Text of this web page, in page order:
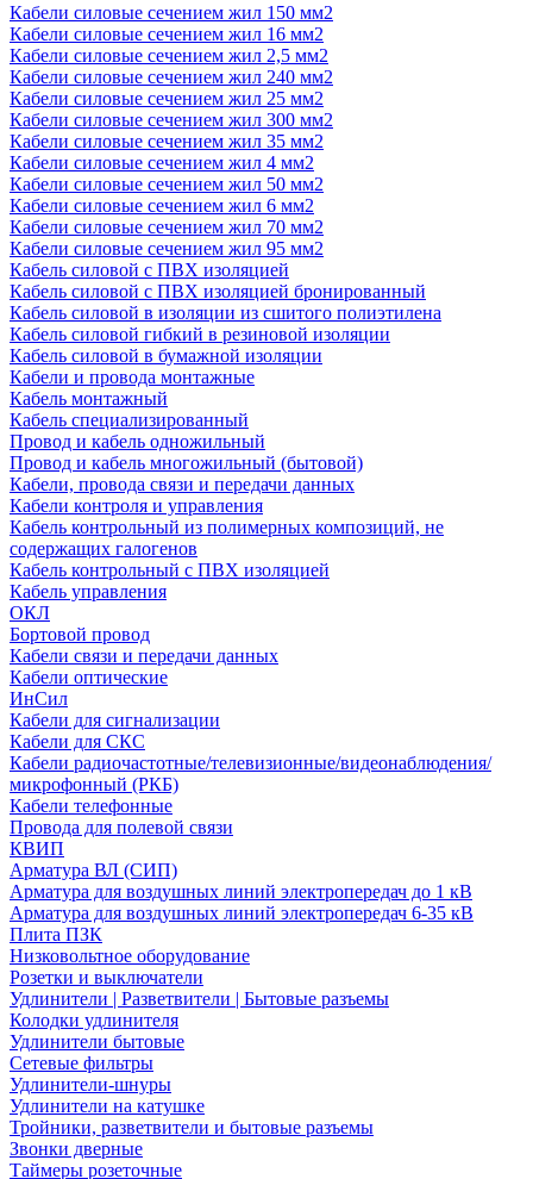
Кабели силовые сечением жил 150 мм2
Кабели силовые сечением жил 16 мм2
Кабели силовые сечением жил 2,5 мм2
Кабели силовые сечением жил 240 мм2
Кабели силовые сечением жил 25 мм2
Кабели силовые сечением жил 300 мм2
Кабели силовые сечением жил 35 мм2
Кабели силовые сечением жил 4 мм2
Кабели силовые сечением жил 50 мм2
Кабели силовые сечением жил 6 мм2
Кабели силовые сечением жил 70 мм2
Кабели силовые сечением жил 95 мм2
Кабель силовой с ПВХ изоляцией
Кабель силовой с ПВХ изоляцией бронированный
Кабель силовой в изоляции из сшитого полиэтилена
Кабель силовой гибкий в резиновой изоляции
Кабель силовой в бумажной изоляции
Кабели и провода монтажные
Кабель монтажный
Кабель специализированный
Провод и кабель одножильный
Провод и кабель многожильный (бытовой)
Кабели, провода связи и передачи данных
Кабели контроля и управления
Кабель контрольный из полимерных композиций, не
содержащих галогенов
Кабель контрольный с ПВХ изоляцией
Кабель управления
ОКЛ
Бортовой провод
Кабели связи и передачи данных
Кабели оптические
ИнСил
Кабели для сигнализации
Кабели для СКС
Кабели радиочастотные/телевизионные/видеонаблюдения/
микрофонный (РКБ)
Кабели телефонные
Провода для полевой связи
КВИП
Арматура ВЛ (СИП)
Арматура для воздушных линий электропередач до 1 кВ
Арматура для воздушных линий электропередач 6-35 кВ
Плита ПЗК
Низковольтное оборудование
Розетки и выключатели
Удлинители | Разветвители | Бытовые разъемы
Колодки удлинителя
Удлинители бытовые
Сетевые фильтры
Удлинители-шнуры
Удлинители на катушке
Тройники, разветвители и бытовые разъемы
Звонки дверные
Таймеры розеточные